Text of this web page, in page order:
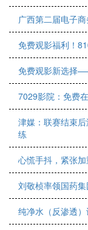
广西第二届电子
免费观影福利！
免费观影新选择
7029影院：免费
津媒：联赛结束
练
心慌手抖，紧张
刘敬桢率领国药
纯净水（反渗透